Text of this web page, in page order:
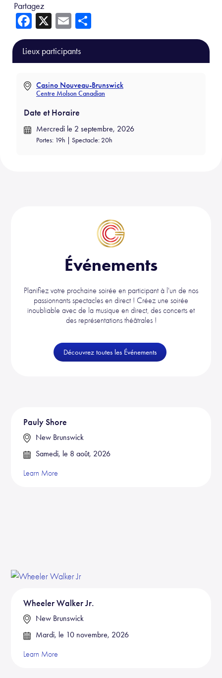
Partagez
Fa
ce
b
o
ok
X
E
m
ail
ar
Lieux participants
Casino Nouveau-Brunswick
Centre Molson Canadian
Date et Horaire
Mercredi le 2 septembre, 2026
Portes: 19h | Spectacle: 20h
Événements
Planifiez votre prochaine soirée en participant à l'un de nos
passionnants spectacles en direct ! Créez une soirée
inoubliable avec de la musique en direct, des concerts et
des représentations théâtrales !
Découvrez toutes les Événements
Pauly Shore
New Brunswick
Samedi, le 8 août, 2026
Learn More
Wheeler Walker Jr.
New Brunswick
Mardi, le 10 novembre, 2026
Learn More